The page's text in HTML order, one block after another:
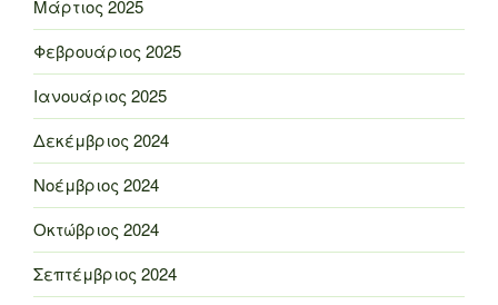
Μάρτιος 2025
Φεβρουάριος 2025
Ιανουάριος 2025
Δεκέμβριος 2024
Νοέμβριος 2024
Οκτώβριος 2024
Σεπτέμβριος 2024